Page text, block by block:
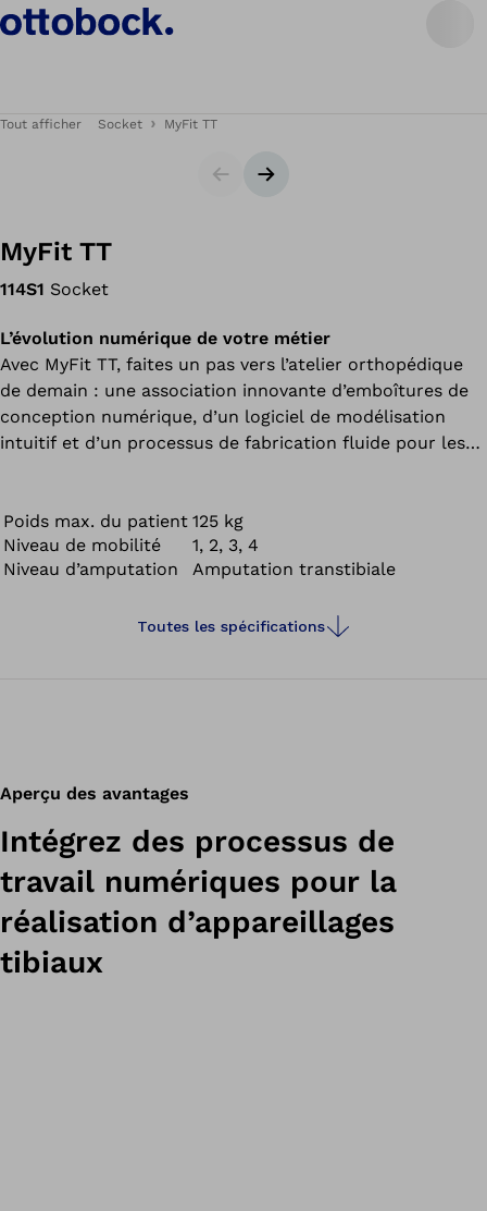
Tout afficher Socket MyFit TT
CarrouselBannière suivante
MyFit TT
114S1 Socket
L’évolution numérique de votre métier
Avec MyFit TT, faites un pas vers l’atelier orthopédique
de demain : une association innovante d’emboîtures de
conception numérique, d’un logiciel de modélisation
intuitif et d’un processus de fabrication fluide pour les
Poids max. du patient 125 kg
Niveau de mobilité
1, 2, 3, 4
Niveau d’amputation
Amputation transtibiale
Toutes les spécifications
Aperçu des avantages
Intégrez des processus de
travail numériques pour la
réalisation d’appareillages
tibiaux